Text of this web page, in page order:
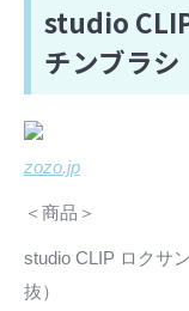
studio
チンブラシ
zozo.jp
＜商品＞
studio CLIP ロクサ
抜）